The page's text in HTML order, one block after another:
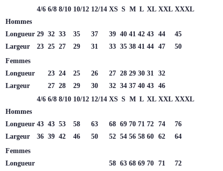
4/6 6/8 8/10 10/12 12/14 XS S M L XL XXL XXXL
Hommes
Longueur 29 32 33 35 37 39 40 41 42 43 44
45
Largeur
23 25 27 29 31 33 35 38 41 44 47
50
Femmes
Longueur
23 24 25 26 27 28 29 30 31
32
Largeur
27 28 29 30 32 34 37 40 43 46
4/6 6/8 8/10 10/12 12/14 XS S M L XL XXL XXXL
Hommes
Longueur 43 43 53 58 63 68 69 70 71 72 74
76
Largeur
36 39 42 46 50 52 54 56 58 60 62
64
Femmes
Longueur
58 63 68 69 70 71
72